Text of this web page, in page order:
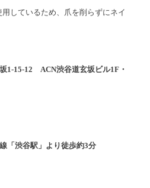
しているため、爪を削らずにネイ
1-15-12 ACN渋谷道玄坂ビル1F・
「渋谷駅」より徒歩約3分